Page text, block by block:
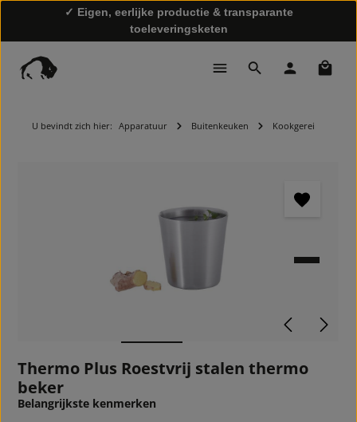
✓ Snelle levering & gratis retourzending
✓ Eigen, eerlijke productie & transparante
toeleveringsketen
U bevindt zich hier: Apparatuur Buitenkeuken Kookgerei
Thermo Plus Roestvrij stalen thermo
beker
Belangrijkste kenmerken